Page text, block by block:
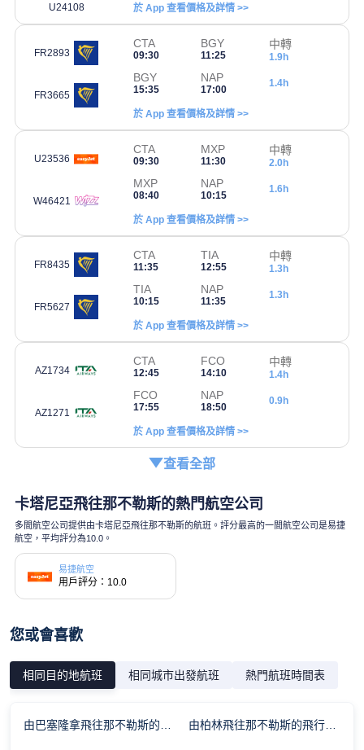
U24108 於 App 查看價格及詳情 >>
FR2893
CTA
09:30
BGY
11:25
中轉
1.9h
FR3665
BGY
15:35
NAP
17:00
1.4h
於 App 查看價格及詳情 >>
U23536
CTA
09:30
MXP
11:30
中轉
2.0h
W46421
MXP
08:40
NAP
10:15
1.6h
於 App 查看價格及詳情 >>
FR8435
CTA
11:35
TIA
12:55
中轉
1.3h
FR5627
TIA
10:15
NAP
11:35
1.3h
於 App 查看價格及詳情 >>
AZ1734
CTA
12:45
FCO
14:10
中轉
1.4h
AZ1271
FCO
17:55
NAP
18:50
0.9h
於 App 查看價格及詳情 >>
查看全部
卡塔尼亞飛往那不勒斯的熱門航空公司
多間航空公司提供由卡塔尼亞飛往那不勒斯的航班。評分最高的一間航空公司是易捷
航空，平均評分為10.0。
易捷航空
用戶評分：10.0
您或會喜歡
相同目的地航班 相同城市出發航班 熱門航班時間表